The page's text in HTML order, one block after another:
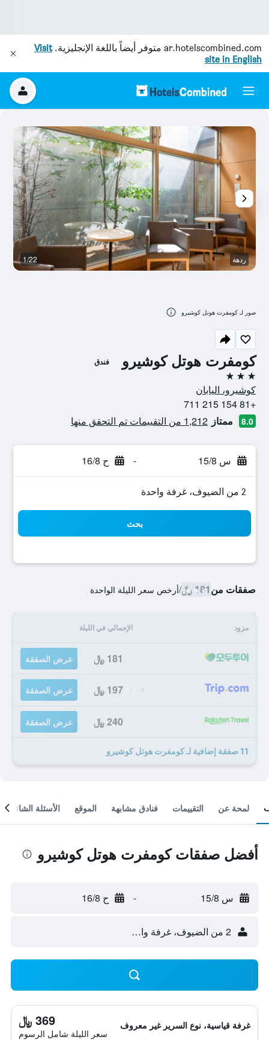
ar.hotelscombined.com متوفر أيضاً باللغة الإنجليزية.Visit
site in English
كومفرت هوتل كوشيرو فندق
3 نجوم
كوشيرو، اليابان
+81 154 215 711
8.0 ممتاز 1,212 من التقييمات تم التحقق منها
س 15/8 - ح 16/8
2 من الضيوف، غرفة واحدة
بحث
صفقات من181 ﷼ /أرخص سعر الليلة الواحدة
مزود الإجمالي في الليلة
181 ﷼ عرض الصفقة
197 ﷼ عرض الصفقة
240 ﷼ عرض الصفقة
11 صفقة إضافية لـ كومفرت هوتل كوشيرو
ردهة 1/22
صور لـ كومفرت هوتل كوشيرو
لمحة عن التقييمات فنادق مشابهة الموقع الأسئلة الشائعة
أفضل صفقات كومفرت هوتل كوشيرو
س 15/8 - ح 16/8
2 من الضيوف، غرفة واحدة
غرفة قياسية، نوع السرير غير معروف 369 ﷼
سعر الليلة شامل الرسوم